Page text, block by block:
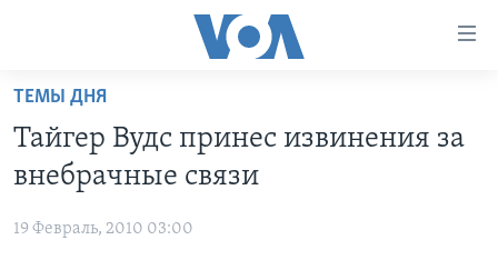
Перейти
основной
контент
Перейти
ПРОГРАММЫ
НОВОСТИ ЗА МИНУТУ
ПРОЕКТЫ
УЧИМ АНГЛИЙСКИЙ
ЭКСПЕРТИЗА
ТЕМЫ ДНЯ
Тайгер Вудс принес извинения за
внебрачные связи
19 Февраль, 2010 03:00